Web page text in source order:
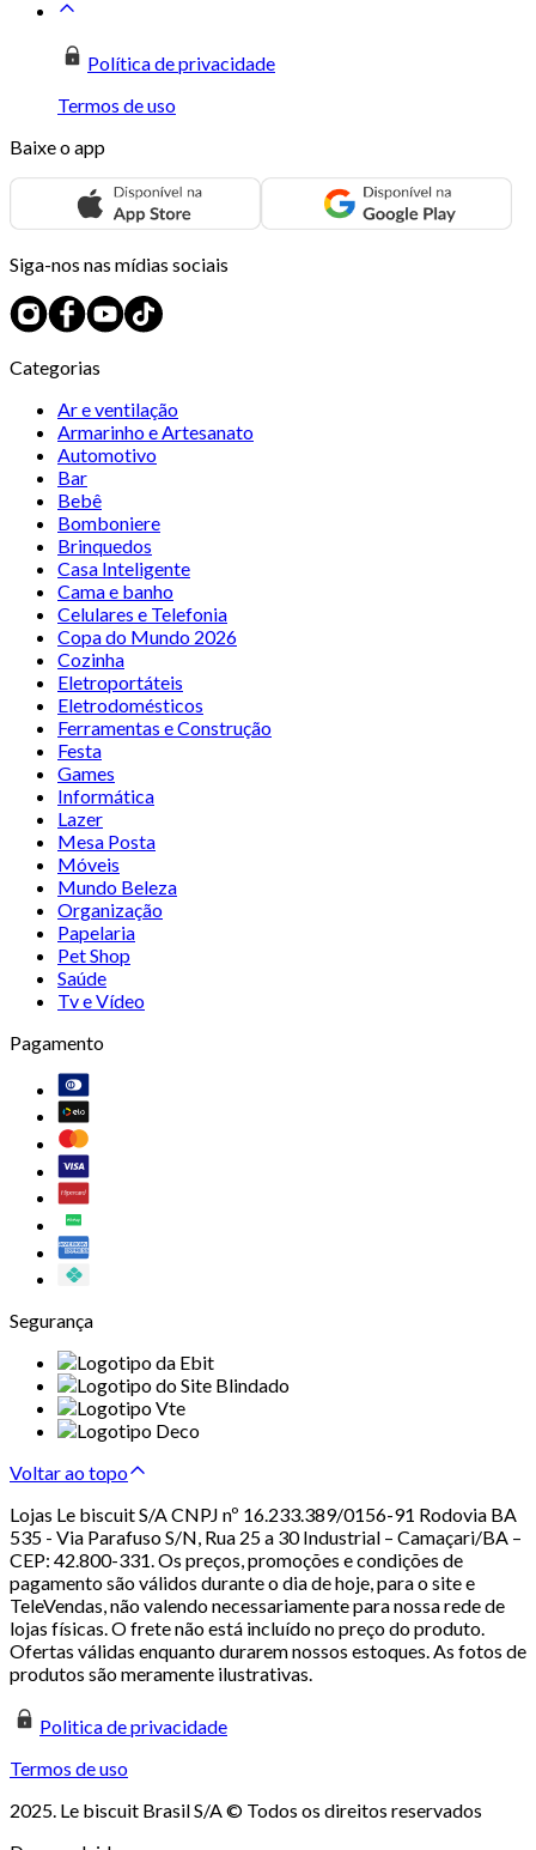
Política de privacidade
Termos de uso
Baixe o app
Siga-nos nas mídias sociais
Categorias
Ar e ventilação
Armarinho e Artesanato
Automotivo
Bar
Bebê
Bomboniere
Brinquedos
Casa Inteligente
Cama e banho
Celulares e Telefonia
Copa do Mundo 2026
Cozinha
Eletroportáteis
Eletrodomésticos
Ferramentas e Construção
Festa
Games
Informática
Lazer
Mesa Posta
Móveis
Mundo Beleza
Organização
Papelaria
Pet Shop
Saúde
Tv e Vídeo
Pagamento
Segurança
Voltar ao topo
Lojas Le biscuit S/A CNPJ nº 16.233.389/0156-91 Rodovia BA
535 - Via Parafuso S/N, Rua 25 a 30 Industrial – Camaçari/BA –
CEP: 42.800-331. Os preços, promoções e condições de
pagamento são válidos durante o dia de hoje, para o site e
TeleVendas, não valendo necessariamente para nossa rede de
lojas físicas. O frete não está incluído no preço do produto.
Ofertas válidas enquanto durarem nossos estoques. As fotos de
produtos são meramente ilustrativas.
Politica de privacidade
Termos de uso
2025. Le biscuit Brasil S/A © Todos os direitos reservados